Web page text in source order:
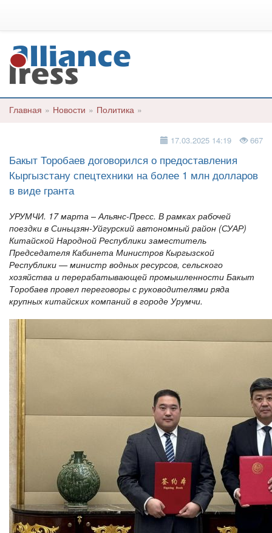
Главная » Новости » Политика »
17.03.2025 14:19 667
Бакыт Торобаев договорился о предоставления
Кыргызстану спецтехники на более 1 млн долларов
в виде гранта
УРУМЧИ. 17 марта – Альянс-Пресс. В рамках рабочей
поездки в Синьцзян-Уйгурский автономный район (СУАР)
Китайской Народной Республики заместитель
Председателя Кабинета Министров Кыргызской
Республики — министр водных ресурсов, сельского
хозяйства и перерабатывающей промышленности Бакыт
Торобаев провел переговоры с руководителями ряда
крупных китайских компаний в городе Урумчи.